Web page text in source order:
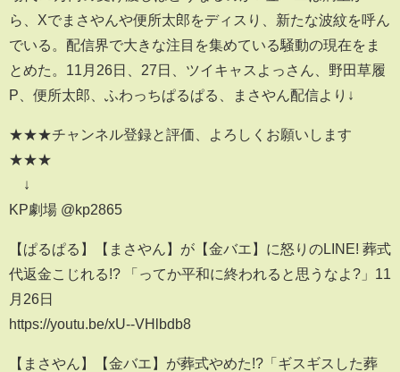
ら、Xでまさやんや便所太郎をディスり、新たな波紋を呼ん
でいる。配信界で大きな注目を集めている騒動の現在をま
とめた。11月26日、27日、ツイキャスよっさん、野田草履
P、便所太郎、ふわっちぱるぱる、まさやん配信より↓
★★★チャンネル登録と評価、よろしくお願いします
★★★
↓
KP劇場 @kp2865
【ぱるぱる】【まさやん】が【金バエ】に怒りのLINE! 葬式
代返金こじれる!? 「ってか平和に終われると思うなよ?」11
月26日
https://youtu.be/xU--VHlbdb8
【まさやん】【金バエ】が葬式やめた!?「ギスギスした葬